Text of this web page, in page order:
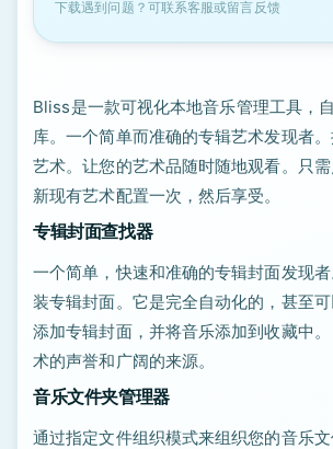
下载遇到问题？可联系客服或留言反馈
Bliss是一款可视化本地音乐管理工具，
库。一个简单而准确的专辑艺术发现者
艺术。让您的艺术品随时随地观看。只
新现有艺术配置一次，然后享受。
专辑封面查找器
一个简单，快速和准确的专辑封面发现
装专辑封面。它是完全自动化的，甚至
添加专辑封面，并将音乐添加到收藏中
术的声誉和广阔的来源。
音乐文件夹管理器
通过指定文件组织模式来组织您的音乐